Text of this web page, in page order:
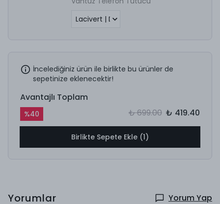
İncelediğiniz ürün ile birlikte bu ürünler de
sepetinize eklenecektir!
Avantajlı Toplam
%40 ₺ 699.00 ₺ 419.40
Birlikte Sepete Ekle (1)
Yorumlar Yorum Yap